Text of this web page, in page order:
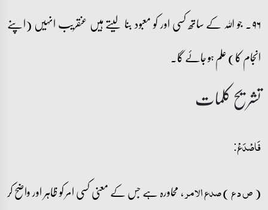
۹۶۔ جو اللہ کے ساتھ کسی اور کو معبود بنا لیتے ہیں عنقریب انہیں (اپنے
انجام کا) علم ہو جائے گا۔
تشریح کلمات
فَاصۡدَعۡ:
(ص د ع)صدع الامر، محاورہ ہے جس کے معنی کسی امر کو ظاہر اور واضح کر